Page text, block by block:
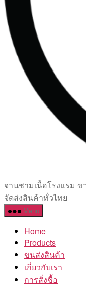
เซรามิค
ครบ
ครัน
โรงงาน
จานชามเนื้อโรงแรม
จัดส่งสินค้าทั่วไทย
Menu
Home
Products
ขนส่งสินค้า
เกี่ยวกับเรา
การสั่งชื้อ